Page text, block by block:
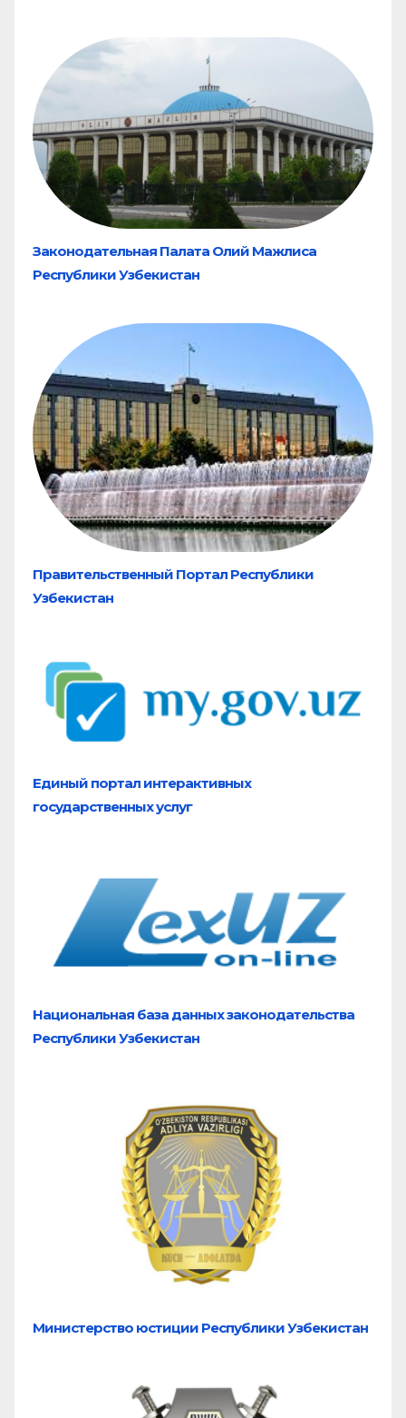
Законодательная Палата Олий Мажлиса
Республики Узбекистан
Правительственный Портал Республики
Узбекистан
Единый портал интерактивных
государственных услуг
Национальная база данных законодательства
Республики Узбекистан
Министерство юстиции Республики Узбекистан